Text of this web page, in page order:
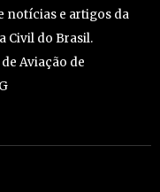
notícias e artigos da
Civil do Brasil.
Aviação de